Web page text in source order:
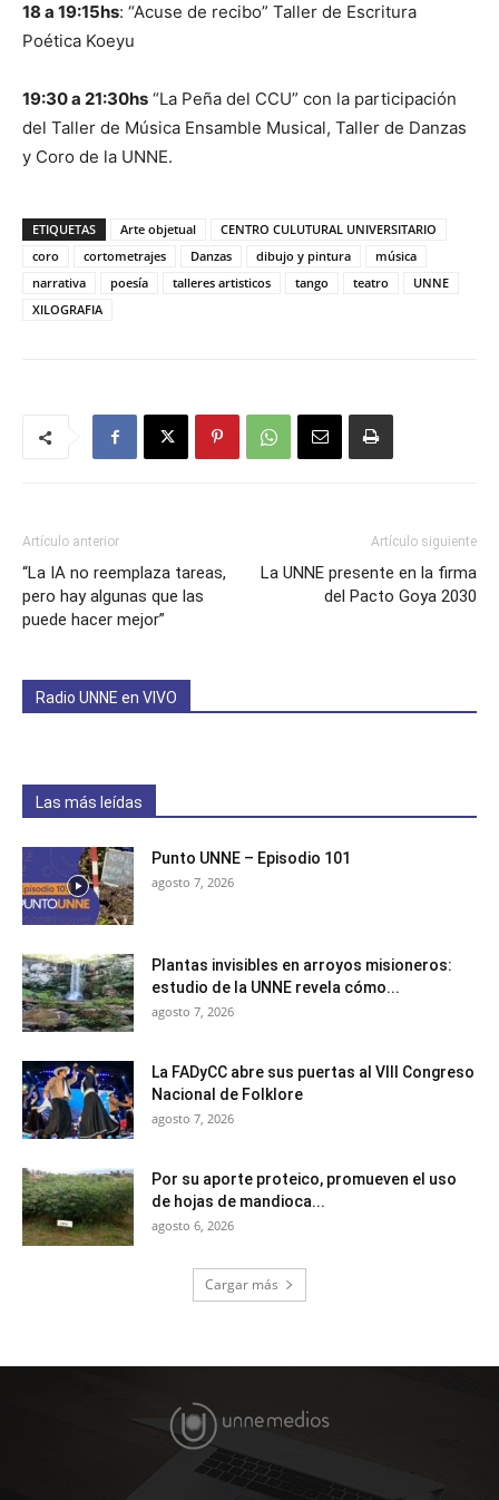
18 a 19:15hs: “Acuse de recibo” Taller de Escritura
Poética Koeyu
19:30 a 21:30hs “La Peña del CCU” con la participación
del Taller de Música Ensamble Musical, Taller de Danzas
y Coro de la UNNE.
ETIQUETAS Arte objetual
CENTRO CULUTURAL UNIVERSITARIO
coro
cortometrajes Danzas dibujo y pintura
música
narrativa
poesía talleres artisticos tango teatro
UNNE
XILOGRAFIA
Artículo anterior
“La IA no reemplaza tareas,
pero hay algunas que las
puede hacer mejor”
Artículo siguiente
La UNNE presente en la firma
del Pacto Goya 2030
Radio UNNE en VIVO
Las más leídas
Punto UNNE – Episodio 101
agosto 7, 2026
Plantas invisibles en arroyos misioneros:
estudio de la UNNE revela cómo...
agosto 7, 2026
La FADyCC abre sus puertas al VIII Congreso
Nacional de Folklore
agosto 7, 2026
Por su aporte proteico, promueven el uso
de hojas de mandioca...
agosto 6, 2026
Cargar más